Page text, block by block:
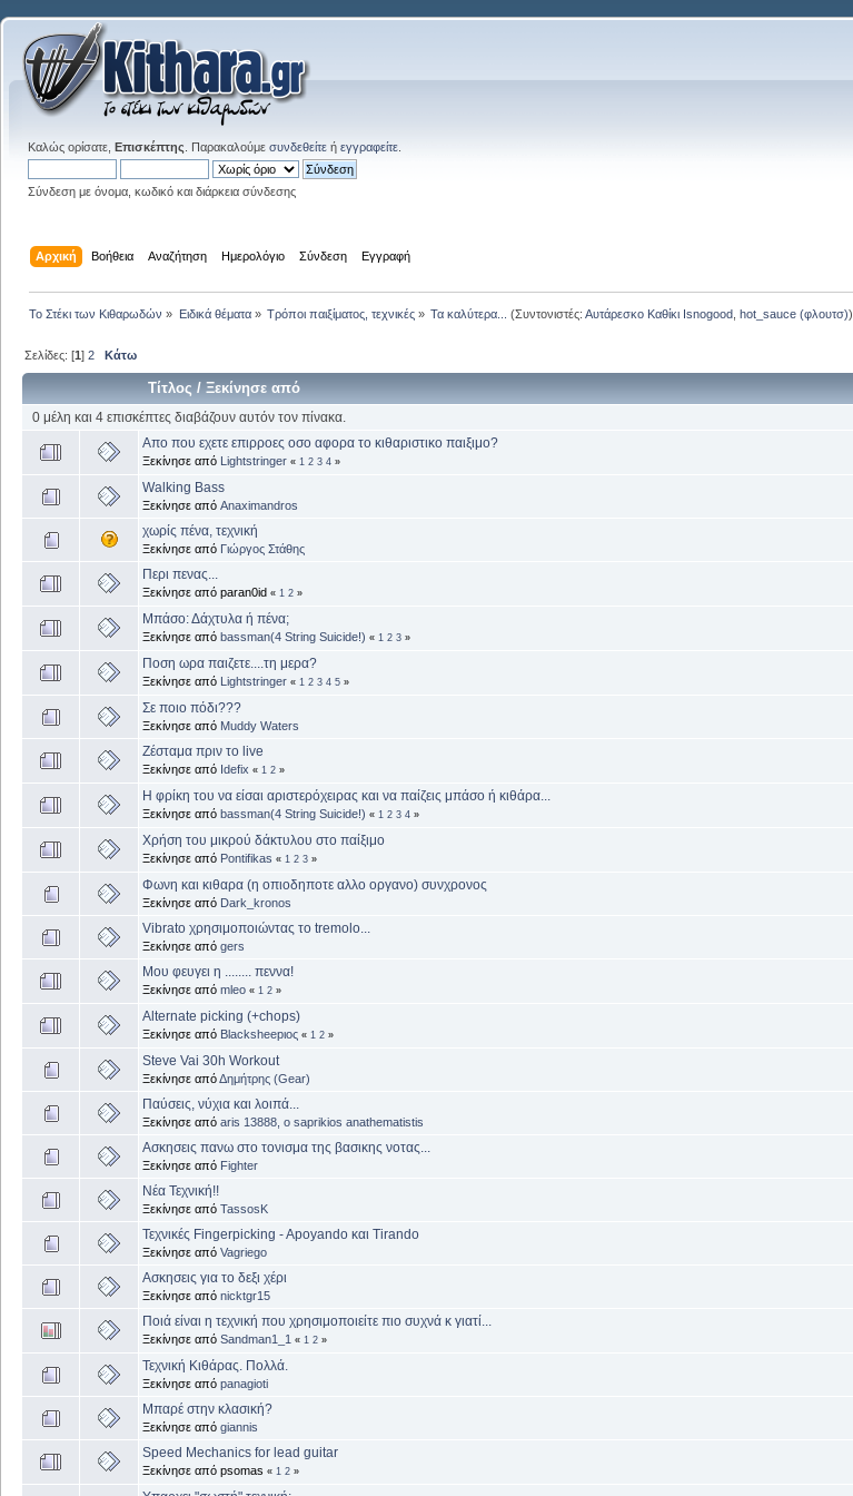
Καλώς ορίσατε, Επισκέπτης . Παρακαλούμε συνδεθείτε ή εγγραφείτε
Σύνδεση με όνομα, κωδικό και διάρκεια σύνδεσης
Αρχική Βοήθεια Αναζήτηση Ημερολόγιο Σύνδεση Εγγραφή
Το Στέκι των Κιθαρωδών » Ειδικά θέματα» Τρόποι παιξίματος, τεχνικές» Τα καλύτερα... (Συντονιστές:Αυτάρεσκο Καθίκι Isnogood ,hot_sauce (φλουτσ))
Σελίδες: [1]2 Κάτω
Τίτλος /Ξεκίνησε από
0 μέλη και 4 επισκέπτες διαβάζουν αυτόν τον πίνακα.
Απο που εχετε επιρροες οσο αφορα το κιθαριστικο παιξιμο?
Ξεκίνησε από Lightstringer « 1 2 3 4 »
Walking Bass
Ξεκίνησε από Anaximandros
χωρίς πένα, τεχνική
Ξεκίνησε από Γιώργος Στάθης
Περι πενας...
Ξεκίνησε από paran0id « 1 2 »
Μπάσο: Δάχτυλα ή πένα;
Ξεκίνησε από bassman(4 String Suicide!) « 1 2 3 »
Ποση ωρα παιζετε....τη μερα?
Ξεκίνησε από Lightstringer « 1 2 3 4 5 »
Σε ποιο πόδι???
Ξεκίνησε από Muddy Waters
Ζέσταμα πριν το live
Ξεκίνησε από Idefix « 1 2 »
Η φρίκη του να είσαι αριστερόχειρας και να παίζεις μπάσο ή κιθάρα...
Ξεκίνησε από bassman(4 String Suicide!) « 1 2 3 4 »
Χρήση του μικρού δάκτυλου στο παίξιμο
Ξεκίνησε από Pontifikas « 1 2 3 »
Φωνη και κιθαρα (η οπιοδηποτε αλλο οργανο) συνχρονος
Ξεκίνησε από Dark_kronos
Vibrato χρησιμοποιώντας το tremolo...
Ξεκίνησε από gers
Μου φευγει η ........ πεννα!
Ξεκίνησε από mleo « 1 2 »
Alternate picking (+chops)
Ξεκίνησε από Blacksheepιος « 1 2 »
Steve Vai 30h Workout
Ξεκίνησε απόΔημήτρης (Gear)
Παύσεις, νύχια και λοιπά...
Ξεκίνησε από aris 13888, ο saprikios anathematistis
Aσκησεις πανω στο τονισμα της βασικης νοτας...
Ξεκίνησε από Fighter
Νέα Τεχνική!!
Ξεκίνησε από TassosK
Τεχνικές Fingerpicking - Apoyando και Tirando
Ξεκίνησε από Vagriego
Ασκησεις για το δεξι χέρι
Ξεκίνησε από nicktgr15
Ποιά είναι η τεχνική που χρησιμοποιείτε πιο συχνά κ γιατί...
Ξεκίνησε από Sandman1_1 « 1 2 »
Τεχνική Κιθάρας. Πολλά.
Ξεκίνησε από panagioti
Μπαρέ στην κλασική?
Ξεκίνησε από giannis
Speed Mechanics for lead guitar
Ξεκίνησε από psomas « 1 2 »